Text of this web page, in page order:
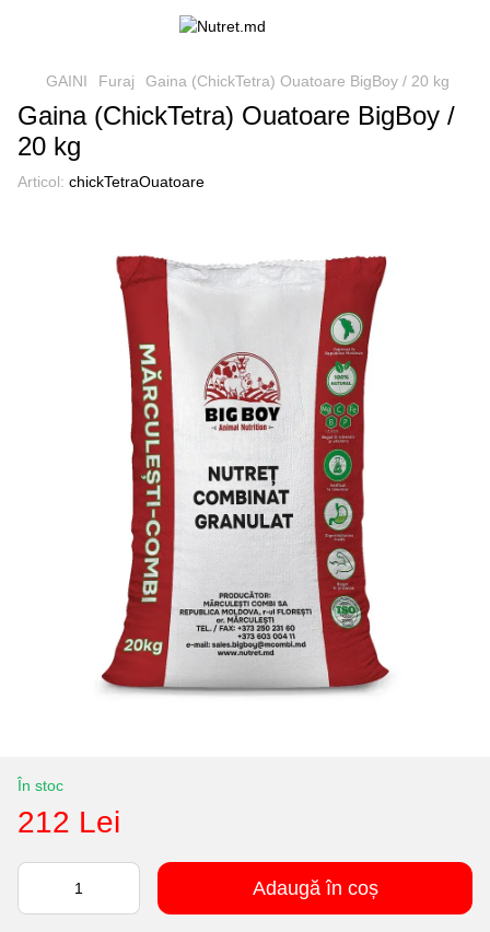
GAINI Furaj Gaina (ChickTetra) Ouatoare BigBoy / 20 kg
Gaina (ChickTetra) Ouatoare BigBoy /
20 kg
Articol: chickTetraOuatoare
În stoc
212 Lei
Adaugă în coș